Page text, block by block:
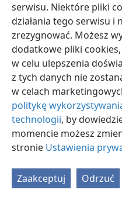
serwisu. Niektóre pliki
działania tego serwisu i
zrezygnować. Możesz
dodatkowe pliki
w celu ulepszenia
z tych danych nie
w celach
politykę
technologii, by
momencie możesz
stronie Ustawienia
Zaakceptuj Odrzuć
polski
Copyright© 2026 Watch Tower
Warunki użytkowania